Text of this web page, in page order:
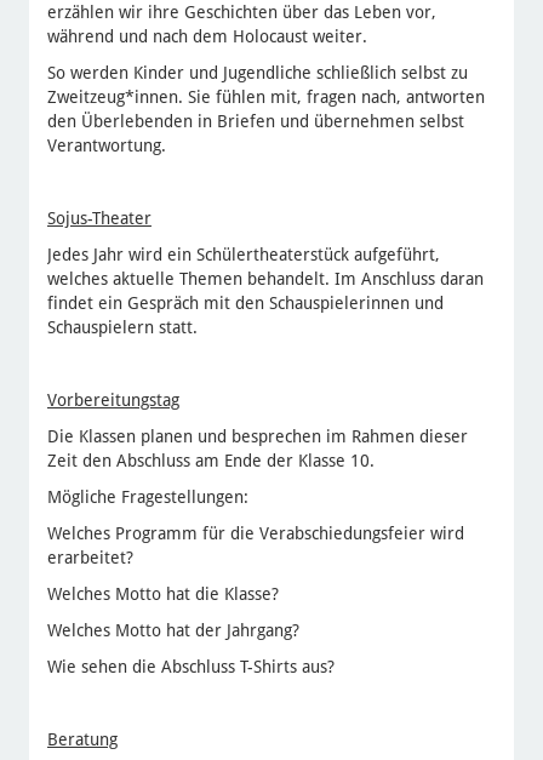
erzählen wir ihre Geschichten über das Leben vor,
während und nach dem Holocaust weiter.
So werden Kinder und Jugendliche schließlich selbst zu
Zweitzeug*innen. Sie fühlen mit, fragen nach, antworten
den Überlebenden in Briefen und übernehmen selbst
Verantwortung.
Sojus-Theater
Jedes Jahr wird ein Schülertheaterstück aufgeführt,
welches aktuelle Themen behandelt. Im Anschluss daran
findet ein Gespräch mit den Schauspielerinnen und
Schauspielern statt.
Vorbereitungstag
Die Klassen planen und besprechen im Rahmen dieser
Zeit den Abschluss am Ende der Klasse 10.
Mögliche Fragestellungen:
Welches Programm für die Verabschiedungsfeier wird
erarbeitet?
Welches Motto hat die Klasse?
Welches Motto hat der Jahrgang?
Wie sehen die Abschluss T-Shirts aus?
Beratung